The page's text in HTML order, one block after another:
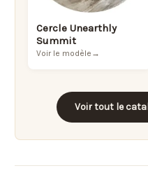
Cercle Unearthly
Summit
Voir le modèle →
Voir tout le